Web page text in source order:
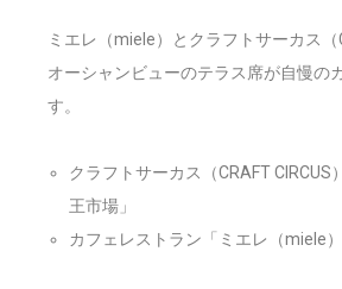
ミエレ（miele）と クラフトサーカス（
オーシャンビューのテラス席が自慢の
す。
クラフトサーカス（CRAFT CIRCUS
王市場」
カフェレストラン「ミエレ（miele）